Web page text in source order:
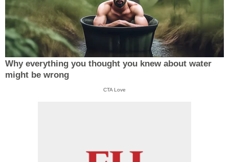
Why everything you thought you knew about water
might be wrong
CTA Love